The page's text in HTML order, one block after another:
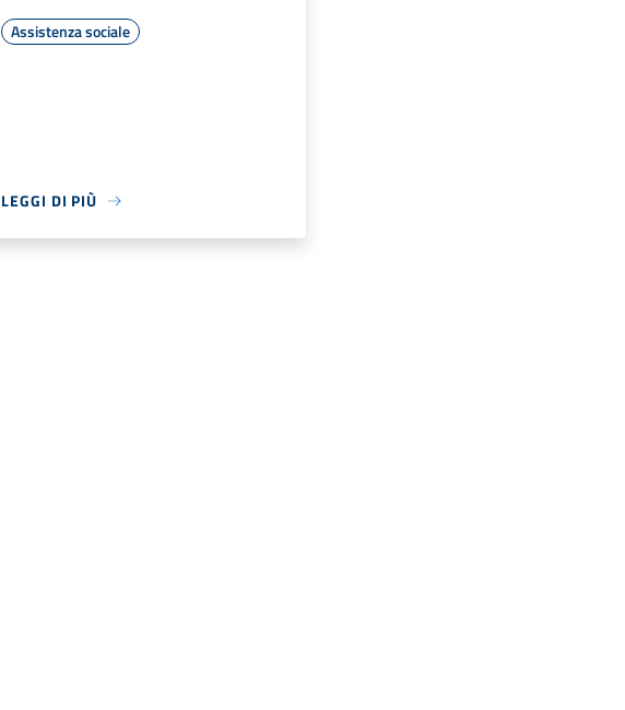
Assistenza sociale
LEGGI DI PIÙ